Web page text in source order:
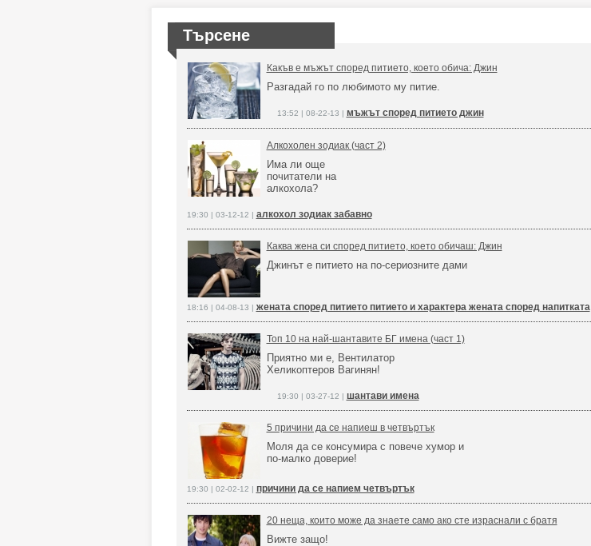
Търсене
Какъв е мъжът според питието, което обича: Джин
Разгадай го по любимото му питие.
13:52 | 08-22-13 | мъжът според питието джин
Алкохолен зодиак (част 2)
Има ли още
почитатели на
алкохола?
19:30 | 03-12-12 | алкохол зодиак забавно
Каква жена си според питието, което обичаш: Джин
Джинът е питието на по-сериозните дами
18:16 | 04-08-13 | жената според питието питието и характера жената според напитката
Топ 10 на най-шантавите БГ имена (част 1)
Приятно ми е, Вентилатор
Хеликоптеров Вагинян!
19:30 | 03-27-12 | шантави имена
5 причини да се напиеш в четвъртък
Моля да се консумира с повече хумор и
по-малко доверие!
19:30 | 02-02-12 | причини да се напием четвъртък
20 неща, които може да знаете само ако сте израснали с братя
Вижте защо!